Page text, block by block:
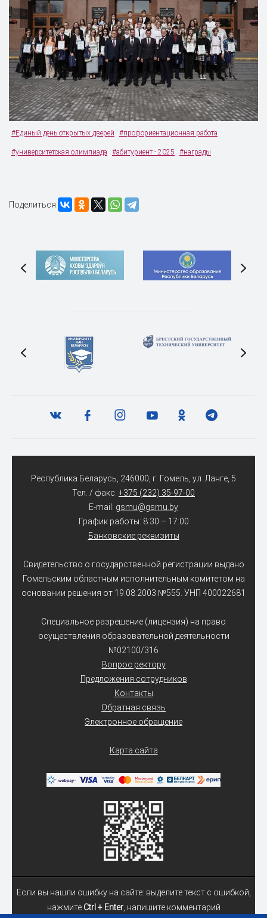
#Единый день открытых дверей #профориентационная работа
#университетская олимпиада #абитуриент - 2025 #награды
Поделиться
Республика Беларусь, 246000, г. Гомель, ул. Ланге, 5
Тел. / факс: +375 (232) 35-97-00
E-mail: gsmu@gsmu.by
График работы: 8:30 – 17:00
Банковские реквизиты
Свидетельство о государственной регистрации выдано
Гомельским областным исполнительным комитетом на
основании решения от 19.08.2003 №555. УНП 400022681
Специальное разрешение (лицензия) на право
осуществления образовательной деятельности
№02100/316
Вопрос ректору
Предложения сотрудников
Контакты
Обратная связь
Электронное обращение
Карта сайта
Если вы нашли ошибку на сайте: выделите текст с ошибкой,
нажмите Ctrl + Enter, напишите комментарий